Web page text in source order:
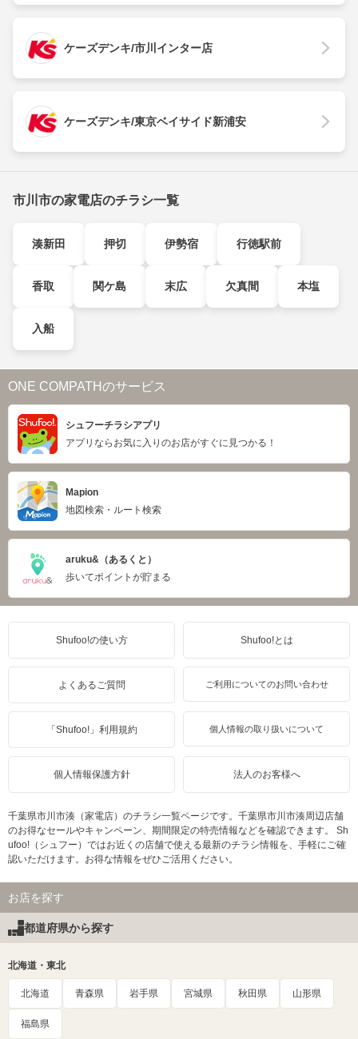
ケーズデンキ/市川インター店
ケーズデンキ/東京ベイサイド新浦安
市川市の家電店のチラシ一覧
湊新田 押切 伊勢宿 行徳駅前
香取 関ケ島 末広 欠真間 本塩
入船
ONE COMPATHのサービス
シュフーチラシアプリ
アプリならお気に入りのお店がすぐに見つかる！
Mapion
地図検索・ルート検索
aruku&（あるくと）
歩いてポイントが貯まる
Shufoo!の使い方 Shufoo!とは
よくあるご質問 ご利用についてのお問い合わせ
「Shufoo!」利用規約 個人情報の取り扱いについて
個人情報保護方針 法人のお客様へ
千葉県市川市湊（家電店）のチラシ一覧ページです。千葉県市川市湊周辺店舗
のお得なセールやキャンペーン、期間限定の特売情報などを確認できます。 Sh
ufoo!（シュフー）ではお近くの店舗で使える最新のチラシ情報を、手軽にご確
認いただけます。お得な情報をぜひご活用ください。
お店を探す
都道府県から探す
北海道・東北
北海道 青森県 岩手県 宮城県 秋田県 山形県
福島県